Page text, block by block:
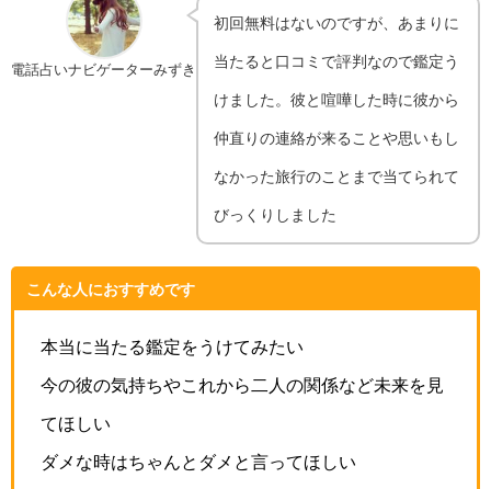
電話占いナビゲーターみずき
初回無料はないのですが、あまりに
当たると口コミで評判なので鑑定う
けました。彼と喧嘩した時に彼から
仲直りの連絡が来ることや思いもし
なかった旅行のことまで当てられて
びっくりしました
こんな人におすすめです
本当に当たる鑑定をうけてみたい
今の彼の気持ちやこれから二人の関係など未来を見
てほしい
ダメな時はちゃんとダメと言ってほしい